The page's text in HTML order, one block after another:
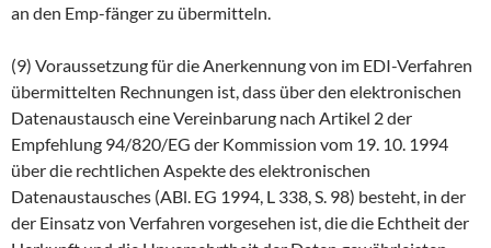
an den Emp-fänger zu übermitteln.
(9) Voraussetzung für die Anerkennung von im EDI-Verfahren
übermittelten Rechnungen ist, dass über den elektronischen
Datenaustausch eine Vereinbarung nach Artikel 2 der
Empfehlung 94/820/EG der Kommission vom 19. 10. 1994
über die rechtlichen Aspekte des elektronischen
Datenaustausches (ABl. EG 1994, L 338, S. 98) besteht, in der
der Einsatz von Verfahren vorgesehen ist, die die Echtheit der